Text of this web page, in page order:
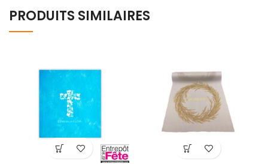
PRODUITS SIMILAIRES